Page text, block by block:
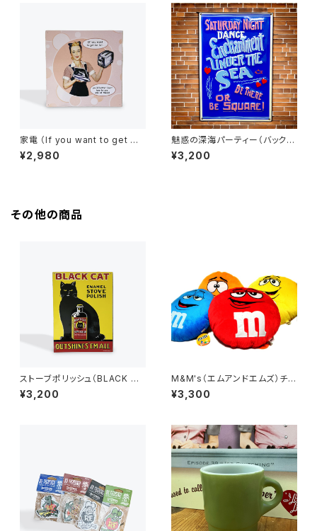
家電 （If you want to get me
hot...）アメリカンブリキ看板
¥2,980
魅惑の深海パーティー（バック・
トゥー・ザ・フューチャー）エンボ
ス加工 ブリキ看板
¥3,200
その他の商品
ストーブポリッシュ（BLACK CA
T ）アメリカンブリキ看板
¥3,200
M&M's（エムアンドエムズ）チョ
コレート ラウンドクッション
¥3,300